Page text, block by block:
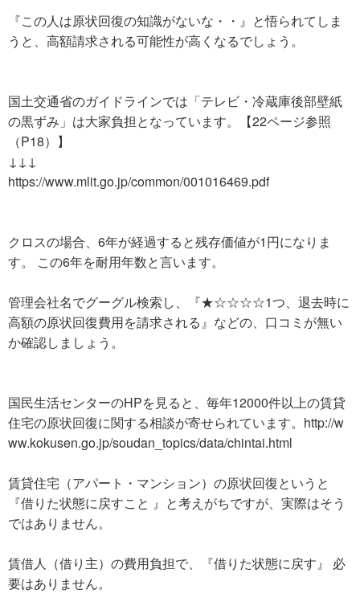
『この人は原状回復の知識がないな・・』と悟られてしま
うと、高額請求される可能性が高くなるでしょう。
国土交通省のガイドラインでは「テレビ・冷蔵庫後部壁紙
の黒ずみ」は大家負担となっています。【22ページ参照
（P18）】
↓↓↓
https://www.mlit.go.jp/common/001016469.pdf
クロスの場合、6年が経過すると残存価値が1円になりま
す。 この6年を耐用年数と言います。
管理会社名でグーグル検索し、『★☆☆☆☆1つ、退去時に
高額の原状回復費用を請求される』などの、口コミが無い
か確認しましょう。
国民生活センターのHPを見ると、毎年12000件以上の賃貸
住宅の原状回復に関する相談が寄せられています。http://w
ww.kokusen.go.jp/soudan_topics/data/chintai.html
賃貸住宅（アパート・マンション）の原状回復というと
『借りた状態に戻すこと 』と考えがちですが、実際はそう
ではありません。
賃借人（借り主）の費用負担で、『借りた状態に戻す』 必
要はありません。